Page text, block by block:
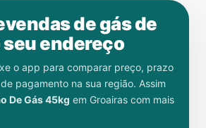
de gás de
endereço
o app para comparar preço, prazo
pagamento na sua região. Assim
De Gás 45kg em Groairas com mais